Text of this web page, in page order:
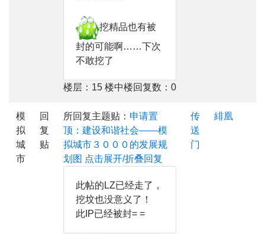
挖精品也有被
封的可能啊……下次
不敢挖了
楼层：15 楼中楼回复数：0
模
拟
城
市
回
复
贴
所回复主题贴： 申请置
顶：建设和谐社会——模
拟城市３０００的发展规
划图 点击展开/折叠回复
此帖的LZ已经走了，
挖坟也没意义了！
此IP已经被封= =
传
送
门
緋凰